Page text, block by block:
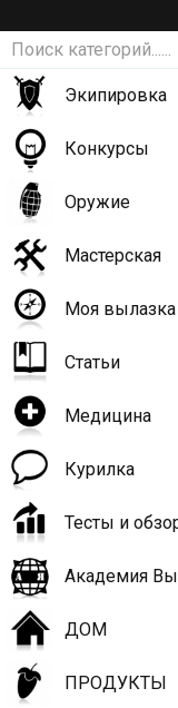
Экипировка
Конкурсы
Оружие
Мастерская
Моя вылазка
Статьи
Медицина
Курилка
Тесты и
Академия
ДОМ
ПРОДУКТЫ